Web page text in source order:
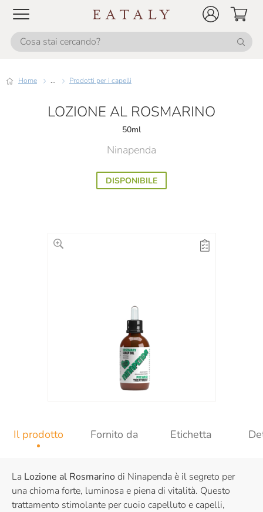
Home ... Prodotti per i capelli
LOZIONE AL ROSMARINO
50ml
Ninapenda
DISPONIBILE
Il prodotto Fornito da Etichetta
La Lozione al Rosmarinodi Ninapenda è il segreto per
una chioma forte, luminosa e piena di vitalità. Questo
trattamento stimolante per cuoio capelluto e capelli,